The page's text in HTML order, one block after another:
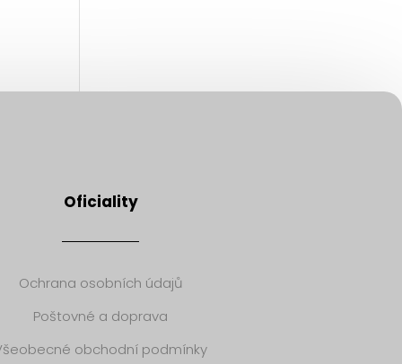
Oficiality
Ochrana osobních údajů
Poštovné a doprava
obchodní podmínky